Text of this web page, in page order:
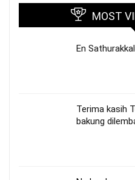
MOST
En
Terima kasih
bakung